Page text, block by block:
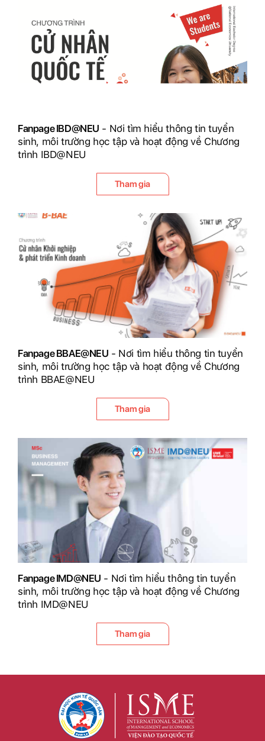
Fanpage IBD@NEU - Nơi tìm hiểu thông tin tuyển
sinh, môi trường học tập và hoạt động về Chương
trình IBD@NEU
Tham gia
Fanpage BBAE@NEU - Nơi tìm hiểu thông tin tuyển
sinh, môi trường học tập và hoạt động về Chương
trình BBAE@NEU
Tham gia
Fanpage IMD@NEU - Nơi tìm hiểu thông tin tuyển
sinh, môi trường học tập và hoạt động về Chương
trình IMD@NEU
Tham gia